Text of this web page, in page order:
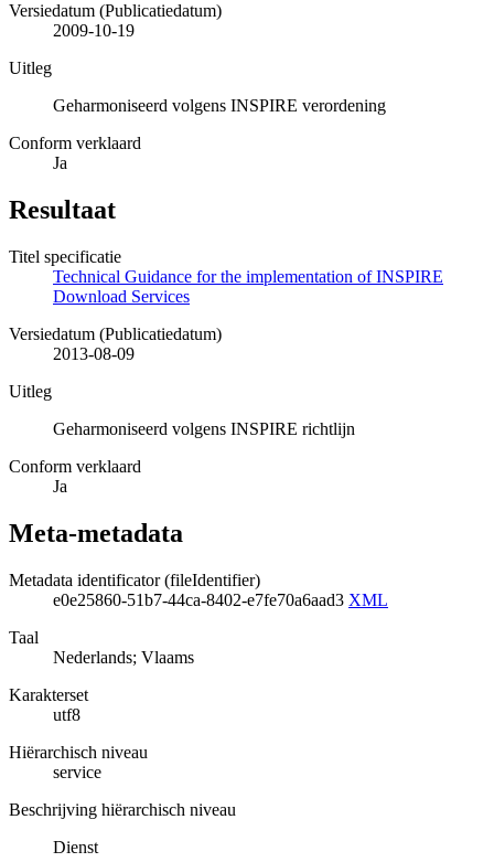
Versiedatum (Publicatiedatum)
2009-10-19
Uitleg
Geharmoniseerd volgens INSPIRE verordening
Conform verklaard
Ja
Resultaat
Titel specificatie
Technical Guidance for the implementation of INSPIRE
Download Services
Versiedatum (Publicatiedatum)
2013-08-09
Uitleg
Geharmoniseerd volgens INSPIRE richtlijn
Conform verklaard
Ja
Meta-metadata
Metadata identificator (fileIdentifier)
e0e25860-51b7-44ca-8402-e7fe70a6aad3 XML
Taal
Nederlands; Vlaams
Karakterset
utf8
Hiërarchisch niveau
service
Beschrijving hiërarchisch niveau
Dienst